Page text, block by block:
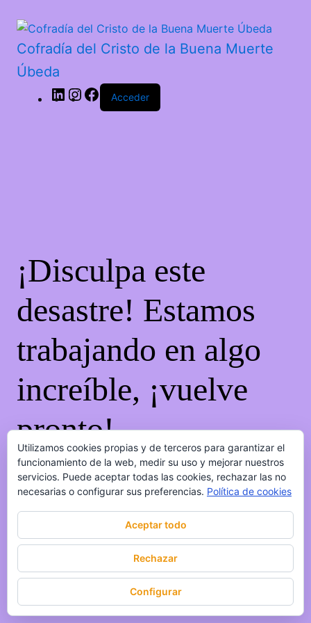
Cofradía del Cristo de la Buena Muerte
Úbeda
Acceder
¡Disculpa este
desastre! Estamos
trabajando en algo
increíble, ¡vuelve
pronto!
Utilizamos cookies propias y de terceros para garantizar el
funcionamiento de la web, medir su uso y mejorar nuestros
servicios. Puede aceptar todas las cookies, rechazar las no
necesarias o configurar sus preferencias. Política de cookies
Aceptar todo
Rechazar
Configurar